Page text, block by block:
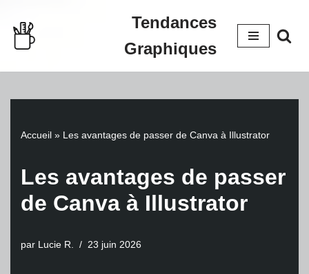
Aller
au
contenu
Tendances
Graphiques
Accueil » Les avantages de passer de Canva à Illustrator
Les avantages de passer
de Canva à Illustrator
par Lucie R. 23 juin 2026